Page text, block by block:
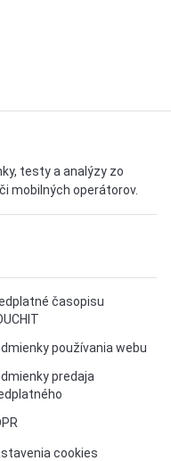
testy a analýzy zo
mobilných operátorov.
časopisu
používania webu
predaja
cookies